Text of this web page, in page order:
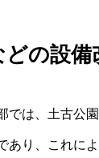
の設
では、土古公
あり、これに